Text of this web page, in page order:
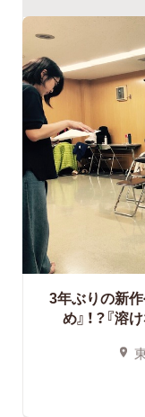
3年ぶりの新
め』！？『